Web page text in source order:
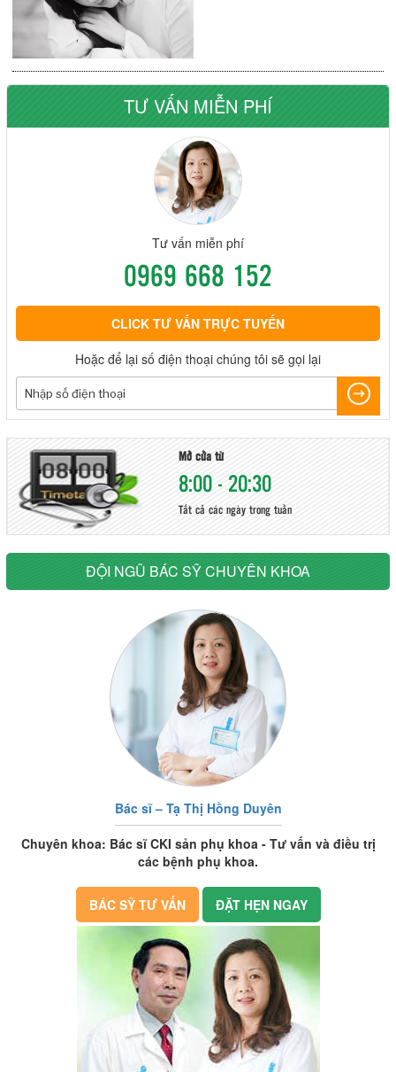
TƯ VẤN MIỄN PHÍ
Tư vấn miễn phí
0969 668 152
CLICK TƯ VẤN TRỰC TUYẾN
Hoặc để lại số điện thoại chúng tôi sẽ gọi lại
Mở cửa từ
8:00 - 20:30
Tất cả các ngày trong tuần
ĐỘI NGŨ BÁC SỸ CHUYÊN KHOA
Bác sĩ – Tạ Thị Hồng Duyên
Chuyên khoa: Bác sĩ CKI sản phụ khoa - Tư vấn và điều trị
các bệnh phụ khoa.
BÁC SỸ TƯ VẤN ĐẶT HẸN NGAY